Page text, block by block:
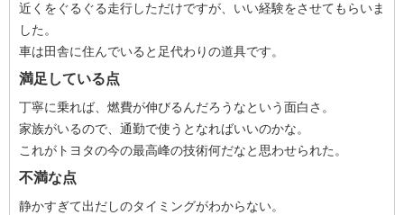
近くをぐるぐる走行しただけですが、いい経験をさせてもらいま
した。
車は田舎に住んでいると足代わりの道具です。
満足している点
丁寧に乗れば、燃費が伸びるんだろうなという面白さ。
家族がいるので、通勤で使うとなればいいのかな。
これがトヨタの今の最高峰の技術何だなと思わせられた。
不満な点
静かすぎて出だしのタイミングがわからない。